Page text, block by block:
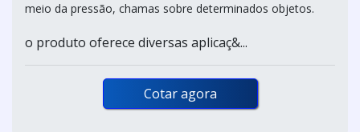
meio da pressão, chamas sobre determinados objetos.
o produto oferece diversas aplicaç&...
Cotar agora